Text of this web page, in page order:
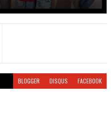
BLOGGER DISQUS FACEBOOK